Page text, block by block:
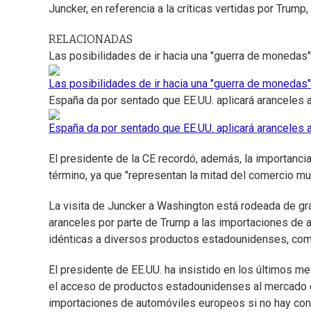
Juncker, en referencia a la críticas vertidas por
RELACIONADAS
Las posibilidades de ir hacia una "guerra de monedas"
Las posibilidades de ir hacia una "guerra de monedas"
España da por sentado que EE.UU. aplicará
España da por sentado que EE.UU. aplicará
El presidente de la CE recordó, además, la
término, ya que "representan la mitad del comercio
La visita de Juncker a Washington está rodeada de
aranceles por parte de Trump a las importaciones
idénticas a diversos productos estadounidenses,
El presidente de EE.UU. ha insistido en los últimos
el acceso de productos estadounidenses al mercado
importaciones de automóviles europeos si no hay